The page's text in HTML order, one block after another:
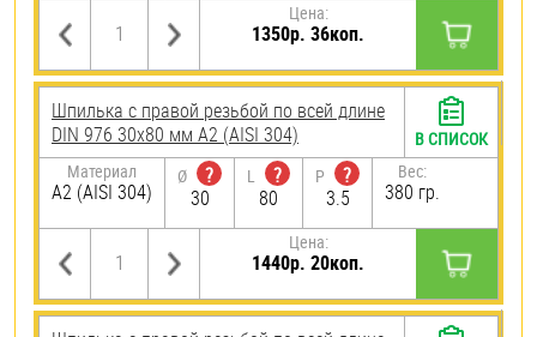
Цена:
1350р. 36коп.
Шпилька с правой резьбой по всей длине
DIN 976 30х80 мм А2 (AISI 304)
Материал
А2 (AISI 304)
Ø
?
30
L
?
80
P
?
3.5
Вес:
380 гр.
Цена:
1440р. 20коп.
В СПИСОК